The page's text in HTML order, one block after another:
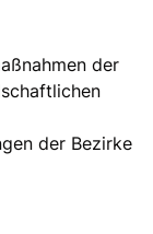
der
der Bezirke